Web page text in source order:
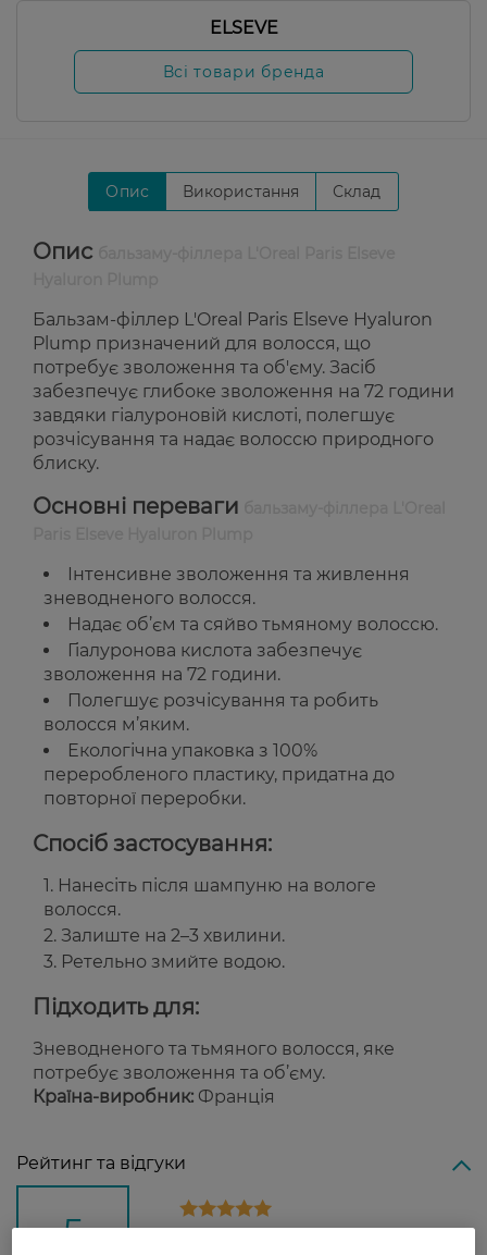
ELSEVE
Всі товари бренда
Опис Використання Склад
Опис
Бальзам-філлер L'Oreal Paris Elseve Hyaluron
Plump призначений для волосся, що
потребує зволоження та об'єму. Засіб
забезпечує глибоке зволоження на 72 години
завдяки гіалуроновій кислоті, полегшує
розчісування та надає волоссю природного
блиску.
Основні переваги
Інтенсивне зволоження та живлення
зневодненого волосся.
Надає об’єм та сяйво тьмяному волоссю.
Гіалуронова кислота забезпечує
зволоження на 72 години.
Полегшує розчісування та робить
волосся м’яким.
Екологічна упаковка з 100%
переробленого пластику, придатна до
повторної переробки.
Спосіб застосування:
Нанесіть після шампуню на вологе
волосся.
Залиште на 2–3 хвилини.
Ретельно змийте водою.
Підходить для:
Зневодненого та тьмяного волосся, яке
потребує зволоження та об’єму.
Країна-виробник: Франція
Рейтинг та відгуки
5